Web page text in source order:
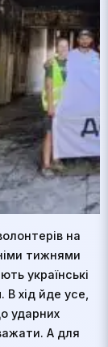
на
тижнями
українські
В хід йде усе,
ударних
А для